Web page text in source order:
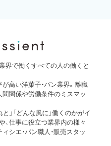
界で働くすべての人の働くと
高い洋菓子・パン業界。離職
間関係や労働条件のミスマッ
」「どんな風に」働くのかがイ
、仕事に役立つ業界内の様々
シエ・パン職人・販売スタッ